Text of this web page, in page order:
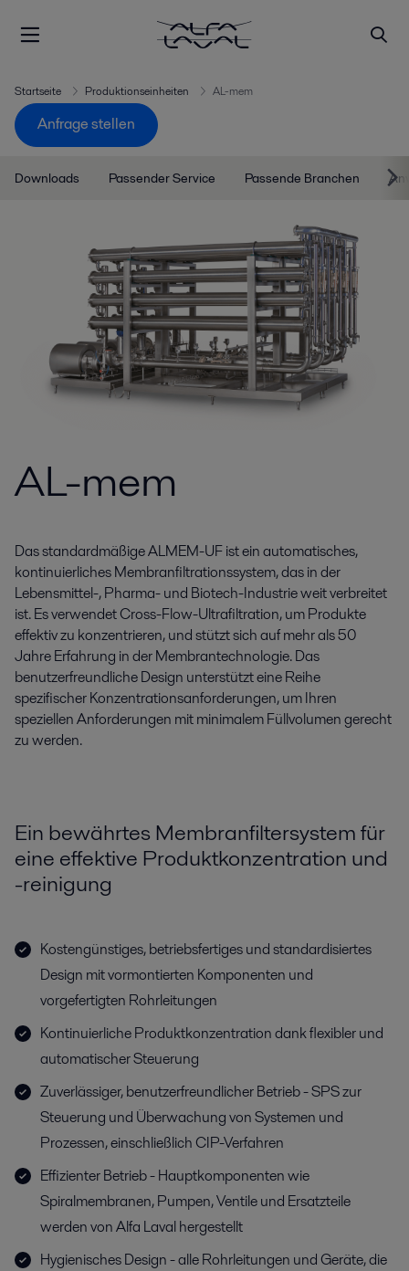
Startseite Produktionseinheiten AL-mem
Anfrage stellen
Downloads Passender Service Passende Branchen
AL-mem
Das standardmäßige ALMEM-UF ist ein automatisches,
kontinuierliches Membranfiltrationssystem, das in der
Lebensmittel-, Pharma- und Biotech-Industrie weit verbreitet
ist. Es verwendet Cross-Flow-Ultrafiltration, um Produkte
effektiv zu konzentrieren, und stützt sich auf mehr als 50
Jahre Erfahrung in der Membrantechnologie. Das
benutzerfreundliche Design unterstützt eine Reihe
spezifischer Konzentrationsanforderungen, um Ihren
speziellen Anforderungen mit minimalem Füllvolumen gerecht
zu werden.
Ein bewährtes Membranfiltersystem für
eine effektive Produktkonzentration und
-reinigung
Kostengünstiges, betriebsfertiges und standardisiertes
Design mit vormontierten Komponenten und
vorgefertigten Rohrleitungen
Kontinuierliche Produktkonzentration dank flexibler und
automatischer Steuerung
Zuverlässiger, benutzerfreundlicher Betrieb - SPS zur
Steuerung und Überwachung von Systemen und
Prozessen, einschließlich CIP-Verfahren
Effizienter Betrieb - Hauptkomponenten wie
Spiralmembranen, Pumpen, Ventile und Ersatzteile
werden von Alfa Laval hergestellt
Hygienisches Design - alle Rohrleitungen und Geräte, die